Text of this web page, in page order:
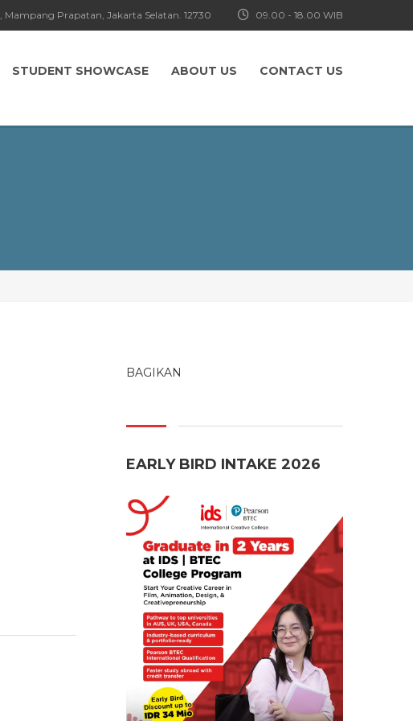
09.00 - 18.00 WIB
Mampang Prapatan, Jakarta Selatan. 12730
STUDENT SHOWCASE ABOUT US CONTACT US
BAGIKAN
EARLY BIRD INTAKE 2026